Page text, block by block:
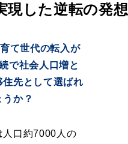
現した逆転の発想
て世代の転入が
で社会人口増と
先として選ばれ
か？
人口約7000人の